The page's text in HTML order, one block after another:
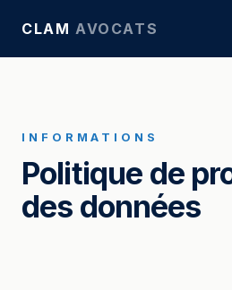
CLAM AVOCATS
INFORMATIONS
Politique de
des données